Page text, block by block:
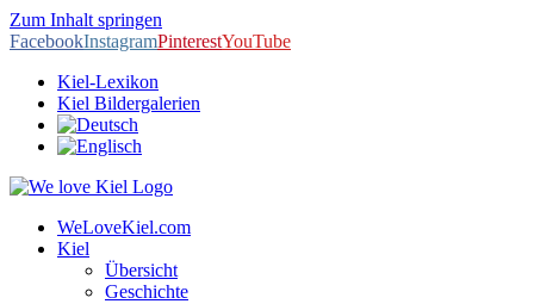
Zum Inhalt springen
FacebookInstagramPinterestYouTube
Kiel-Lexikon
Kiel Bildergalerien
WeLoveKiel.com
Kiel
Übersicht
Geschichte